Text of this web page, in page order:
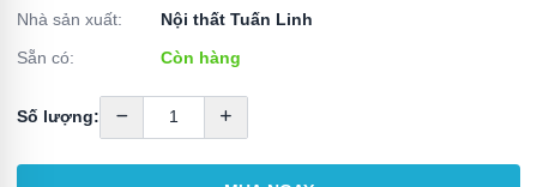
Nhà sản xuất:
Nội thất Tuấn Linh
Sẵn có:
Còn hàng
Số lượng: